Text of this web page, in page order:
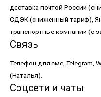
доставка почтой России
СДЭК (сниженный тариф),
транспортные компании (с
Связь
Телефон для смс, Telegram,
(Наталья).
Соцсети и чаты